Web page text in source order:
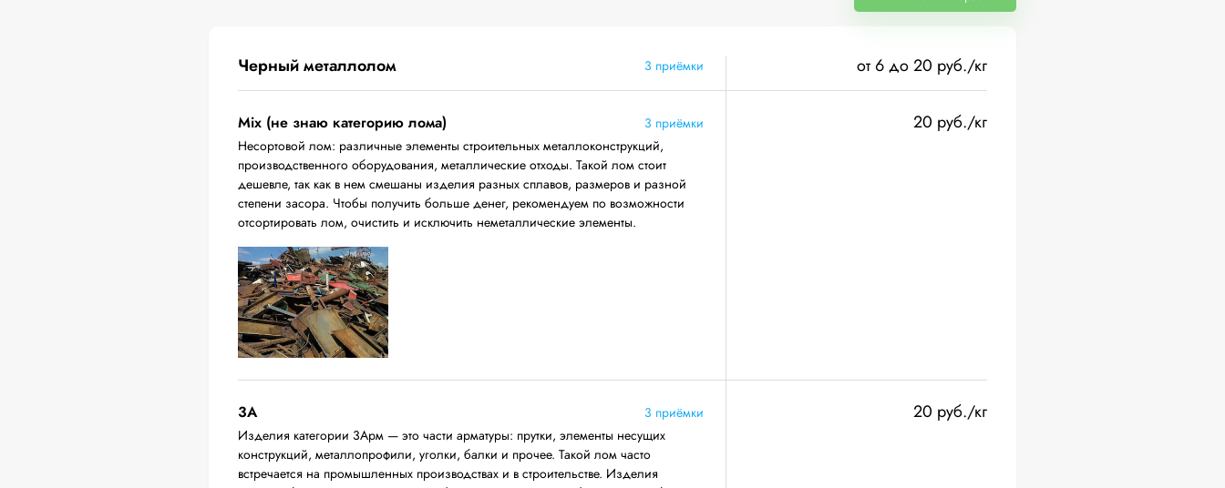
Черный металлолом 3 приёмки от 6 до 20 руб./кг
Mix (не знаю категорию лома)
3 приёмки
Несортовой лом: различные элементы строительных металлоконструкций,
производственного оборудования, металлические отходы. Такой лом стоит
дешевле, так как в нем смешаны изделия разных сплавов, размеров и разной
степени засора. Чтобы получить больше денег, рекомендуем по возможности
отсортировать лом, очистить и исключить неметаллические элементы.
20 руб./кг
3А
3 приёмки
Изделия категории 3Арм — это части арматуры: прутки, элементы несущих
конструкций, металлопрофили, уголки, балки и прочее. Такой лом часто
встречается на промышленных производствах и в строительстве. Изделия
20 руб./кг